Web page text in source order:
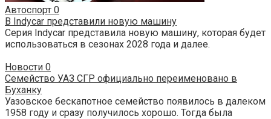
Автоспорт 0
В Indycar представили новую машину
Серия Indycar представила новую машину, которая будет
использоваться в сезонах 2028 года и далее.
Новости 0
Семейство УАЗ СГР официально переименовано в
Буханку
Уазовское бескапотное семейство появилось в далеком
1958 году и сразу получилось хорошо. Тогда была